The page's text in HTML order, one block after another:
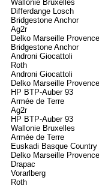
Wallonie Bruxelles
Differdange Losch
Bridgestone Anchor
Ag2r
Delko Marseille Provence
Bridgestone Anchor
Androni Giocattoli
Roth
Androni Giocattoli
Delko Marseille Provence
HP BTP-Auber 93
Armée de Terre
Ag2r
HP BTP-Auber 93
Wallonie Bruxelles
Armée de Terre
Euskadi Basque Country
Delko Marseille Provence
Drapac
Vorarlberg
Roth